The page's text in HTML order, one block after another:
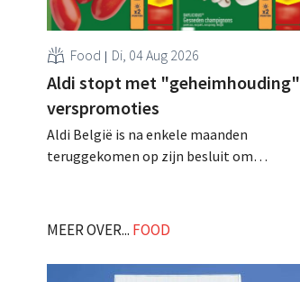
Food Di, 04 Aug 2026
Aldi stopt met "geheimhouding"
verspromoties
Aldi België is na enkele maanden
teruggekomen op zijn besluit om
zondag voor ze in werking treden: "Onze
worden." .
MEER OVER... FOOD